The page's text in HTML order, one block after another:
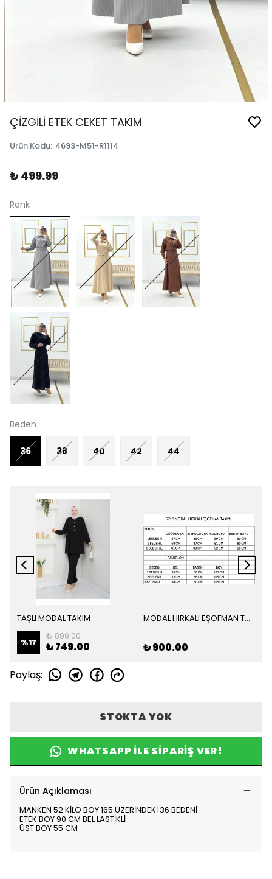
ÇİZGİLİ ETEK CEKET TAKIM
Ürün Kodu: 4693-M51-R1114
₺ 499.99
Renk
Beden
36 38 40 42 44
TAŞLI MODAL TAKIM
%17
₺ 899.00
₺ 749.00
MODAL HIRKALI EŞOFMAN TAKIM
₺ 900.00
Paylaş:
STOKTA YOK
WHATSAPP ILE SIPARIŞ VER!
Ürün Açıklaması
MANKEN 52 KİLO BOY 165 ÜZERİNDEKİ 36 BEDENİ
ETEK BOY 90 CM BEL LASTİKLİ
ÜST BOY 55 CM